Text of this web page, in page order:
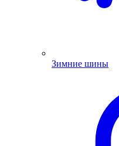
Зимние шины